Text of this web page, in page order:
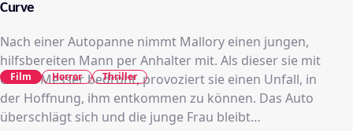
Curve
Nach einer Autopanne nimmt Mallory einen jungen,
hilfsbereiten Mann per Anhalter mit. Als dieser sie mit
einem Messer bedroht, provoziert sie einen Unfall, in
der Hoffnung, ihm entkommen zu können. Das Auto
überschlägt sich und die junge Frau bleibt
Film Horror Thriller